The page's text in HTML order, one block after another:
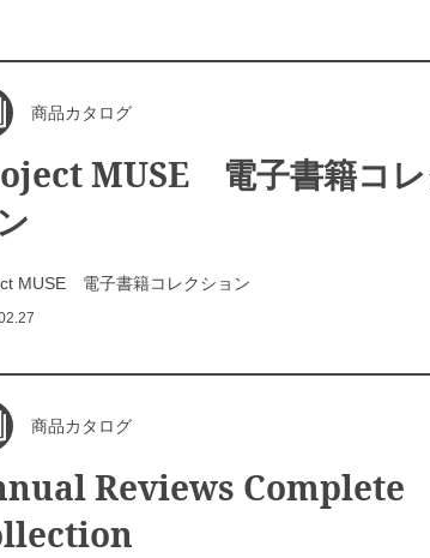
商品カタログ
MUSE 電子書籍コレ
MUSE 電子書籍コレクション
商品カタログ
Reviews Complete